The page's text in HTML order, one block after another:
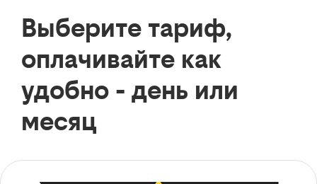
Выберите тариф,
оплачивайте как
удобно - день или
месяц